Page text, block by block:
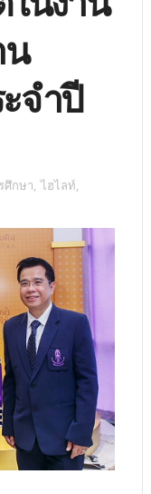
จำปี
ศึกษา, ไฮไลท์,